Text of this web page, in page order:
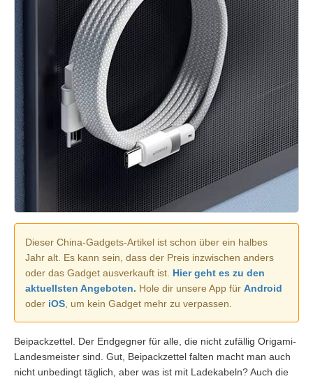
Dieser China-Gadgets-Artikel ist schon über ein halbes
Jahr alt. Es kann sein, dass der Preis inzwischen anders
oder das Gadget ausverkauft ist. Hier geht es zu den
aktuellsten Angeboten. Hole dir unsere App für Android
oder iOS, um kein Gadget mehr zu verpassen.
Beipackzettel. Der Endgegner für alle, die nicht zufällig Origami-
Landesmeister sind. Gut, Beipackzettel falten macht man auch
nicht unbedingt täglich, aber was ist mit Ladekabeln? Auch die